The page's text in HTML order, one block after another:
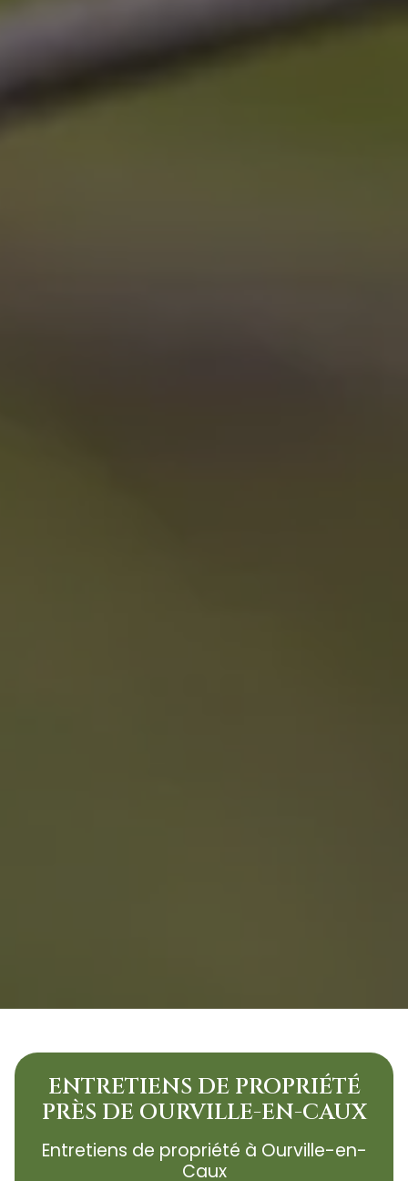
ENTRETIENS DE PROPRIÉTÉ
PRÈS DE OURVILLE-EN-CAUX
Entretiens de propriété à Ourville-en-
Caux